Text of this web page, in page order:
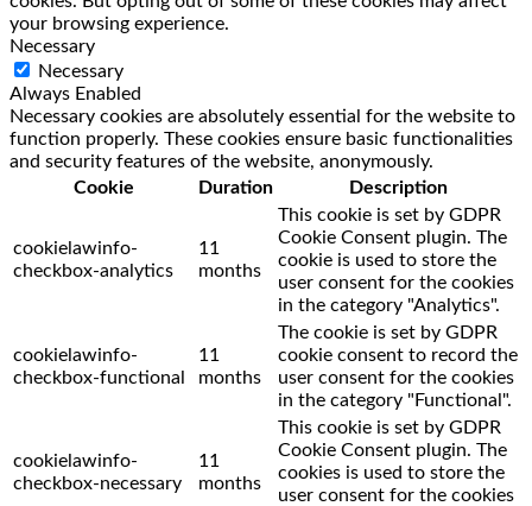
your browsing experience.
Necessary
Necessary
Always Enabled
Necessary cookies are absolutely essential for the website to
function properly. These cookies ensure basic functionalities
and security features of the website, anonymously.
Cookie
Duration Description
cookielawinfo-
checkbox-analytics
11
months
This cookie is set by GDPR
Cookie Consent plugin. The
cookie is used to store the
user consent for the cookies
in the category "Analytics".
cookielawinfo-
checkbox-functional
11
months
The cookie is set by GDPR
cookie consent to record the
user consent for the cookies
in the category "Functional".
cookielawinfo-
checkbox-necessary
11
months
This cookie is set by GDPR
Cookie Consent plugin. The
cookies is used to store the
user consent for the cookies